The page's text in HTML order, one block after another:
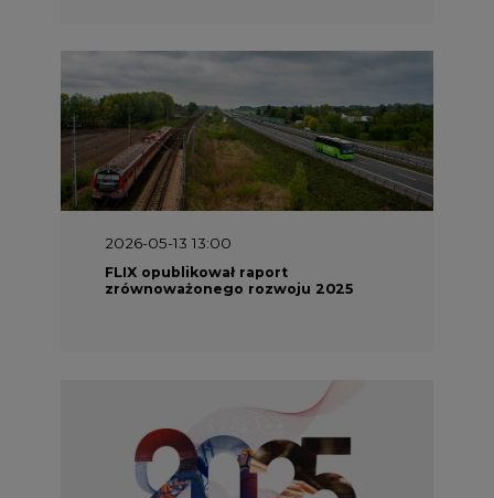
2026-05-13 13:00
FLIX opublikował raport
zrównoważonego rozwoju 2025